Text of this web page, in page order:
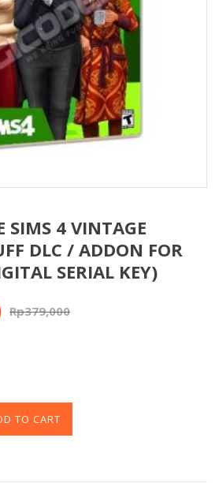
SIMS 4 VINTAGE
DLC / ADDON FOR
SERIAL KEY)
Rp379,000
TO CART